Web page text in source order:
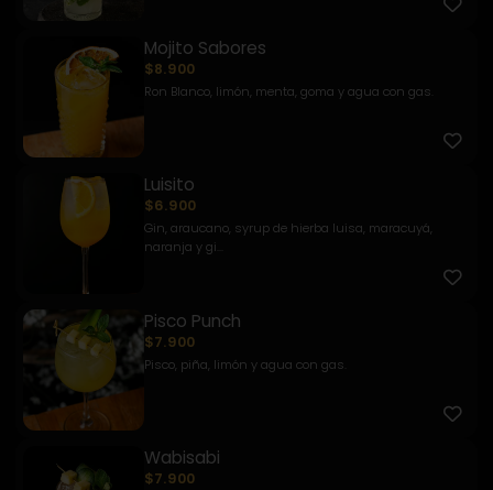
Mojito Sabores
$8.900
Ron Blanco, limón, menta, goma y agua con gas.
Luisito
$6.900
Gin, araucano, syrup de hierba luisa, maracuyá,
naranja y gi...
Pisco Punch
$7.900
Pisco, piña, limón y agua con gas.
Wabisabi
$7.900